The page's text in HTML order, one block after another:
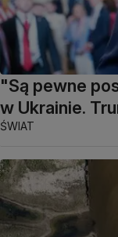
"Są pewne
w Ukrainie.
ŚWIAT